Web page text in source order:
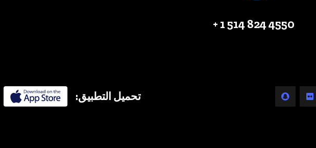
4550 824 514 1 +
تحميل التطبيق: